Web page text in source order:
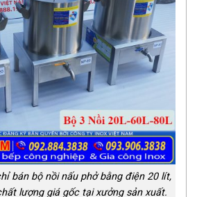
bán bộ nồi nấu phở bằng điện 20 lít,
lượng giá gốc tại xưởng sản xuất.